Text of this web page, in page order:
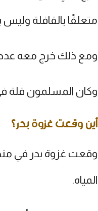
متعلقًا بالقافلة وليس
ومع ذلك خرج معه عدد
وكان المسلمون قلة
أين وقعت غزوة بدر؟
وقعت غزوة بدر في
المياه.